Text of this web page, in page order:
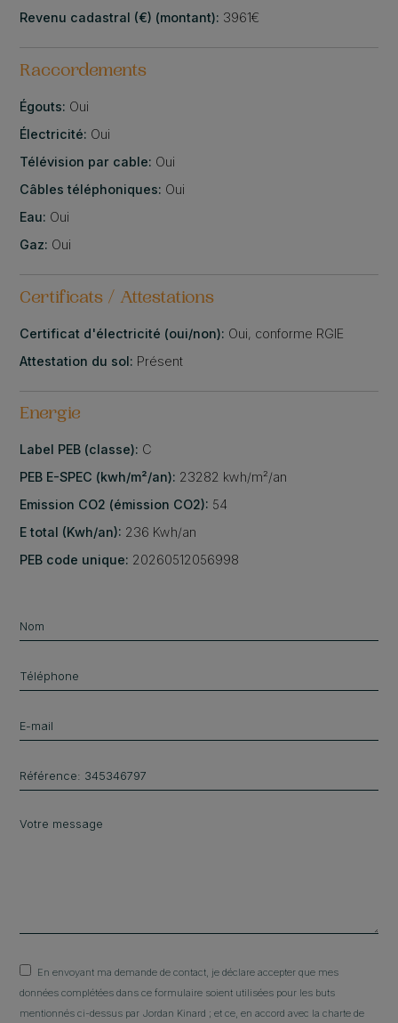
Revenu cadastral (€) (montant): 3961€
Raccordements
Égouts: Oui
Électricité: Oui
Télévision par cable: Oui
Câbles téléphoniques: Oui
Eau: Oui
Gaz: Oui
Certificats / Attestations
Certificat d'électricité (oui/non): Oui, conforme RGIE
Attestation du sol: Présent
Energie
Label PEB (classe): C
PEB E-SPEC (kwh/m²/an): 23282 kwh/m²/an
Emission CO2 (émission CO2): 54
E total (Kwh/an): 236 Kwh/an
PEB code unique: 20260512056998
En envoyant ma demande de contact, je déclare accepter que mes
données complétées dans ce formulaire soient utilisées pour les buts
mentionnés ci-dessus par Jordan Kinard ; et ce, en accord avec la charte de